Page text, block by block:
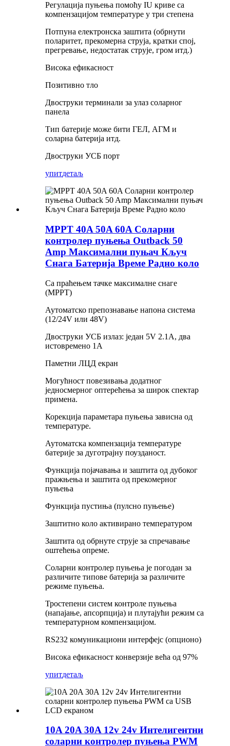
Регулација пуњења помоћу IU криве са
компензацијом температуре у три степена
Потпуна електронска заштита (обрнути
поларитет, прекомерна струја, кратки спој,
прегревање, недостатак струје, гром итд.)
Висока ефикасност
Позитивно тло
Двоструки терминали за улаз соларног
панела
Тип батерије може бити ГЕЛ, АГМ и
соларна батерија итд.
Двоструки УСБ порт
упитдетаљ
MPPT 40A 50A 60A Соларни
контролер пуњења Outback 50
Amp Максимални пуњач Кључ
Снага Батерија Време Радно коло
Са праћењем тачке максималне снаге
(MPPT)
Аутоматско препознавање напона система
(12/24V или 48V)
Двоструки УСБ излаз: један 5V 2.1A, два
истовремено 1A
Паметни ЛЦД екран
Могућност повезивања додатног
једносмерног оптерећења за широк спектар
примена.
Корекција параметара пуњења зависна од
температуре.
Аутоматска компензација температуре
батерије за дуготрајну поузданост.
Функција појачавања и заштита од дубоког
пражњења и заштита од прекомерног
пуњења
Функција пустиња (пулсно пуњење)
Заштитно коло активирано температуром
Заштита од обрнуте струје за спречавање
оштећења опреме.
Соларни контролер пуњења је погодан за
различите типове батерија за различите
режиме пуњења.
Тростепени систем контроле пуњења
(напајање, апсорпција) и плутајући режим са
температурном компензацијом.
RS232 комуникациони интерфејс (опционо)
Висока ефикасност конверзије већа од 97%
упитдетаљ
10A 20A 30A 12v 24v Интелигентни
соларни контролер пуњења PWM